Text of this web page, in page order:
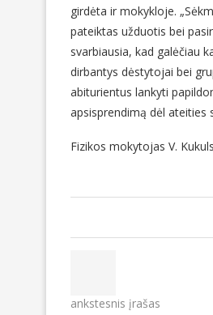
girdėta ir mokykloje.
pateiktas užduotis bei
svarbiausia, kad galėčiau
dirbantys dėstytojai bei
abiturientus lankyti
apsisprendimą dėl ateities
Fizikos mokytojas V.
ankstesnis įrašas